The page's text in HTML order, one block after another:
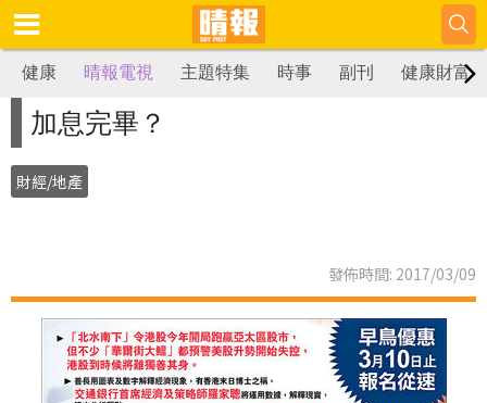
健康 晴報電視 主題特集 時事 副刊 健康財富
加息完畢？
財經/地產
發佈時間: 2017/03/09